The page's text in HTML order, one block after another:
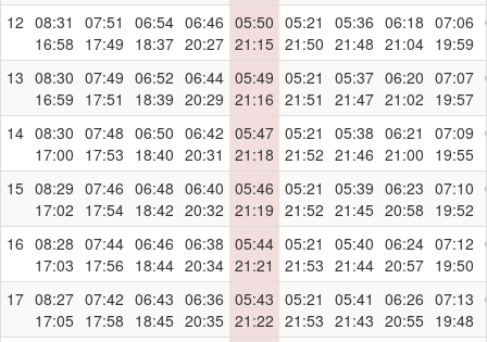
12 08:31
16:58
07:51
17:49
06:54
18:37
06:46
20:27
05:50
21:15
05:21
21:50
05:36
21:48
06:18
21:04
07:06
19:59
13 08:30
16:59
07:49
17:51
06:52
18:39
06:44
20:29
05:49
21:16
05:21
21:51
05:37
21:47
06:20
21:02
07:07
19:57
14 08:30
17:00
07:48
17:53
06:50
18:40
06:42
20:31
05:47
21:18
05:21
21:52
05:38
21:46
06:21
21:00
07:09
19:55
15 08:29
17:02
07:46
17:54
06:48
18:42
06:40
20:32
05:46
21:19
05:21
21:52
05:39
21:45
06:23
20:58
07:10
19:52
16 08:28
17:03
07:44
17:56
06:46
18:44
06:38
20:34
05:44
21:21
05:21
21:53
05:40
21:44
06:24
20:57
07:12
19:50
17 08:27
17:05
07:42
17:58
06:43
18:45
06:36
20:35
05:43
21:22
05:21
21:53
05:41
21:43
06:26
20:55
07:13
19:48